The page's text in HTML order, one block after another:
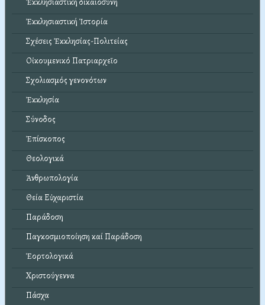
Ἐκκλησιαστική Ἱστορία
Σχέσεις Ἐκκλησίας-Πολιτείας
Οἰκουμενικό Πατριαρχεῖο
Σχολιασμός γενονότων
Ἐκκλησία
Σύνοδος
Ἐπίσκοπος
Θεολογικά
Ἀνθρωπολογία
Θεία Εὐχαριστία
Παράδοση
Παγκοσμιοποίηση καί Παράδοση
Ἑορτολογικά
Χριστούγεννα
Πάσχα